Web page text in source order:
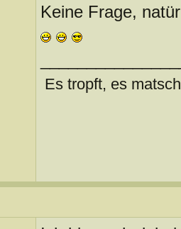
Keine Frage,
Es tropft, es